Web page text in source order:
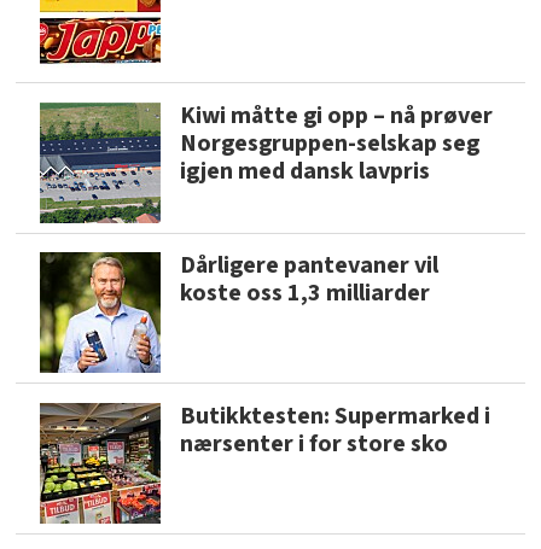
Kiwi måtte gi opp – nå prøver
Norgesgruppen-selskap seg
igjen med dansk lavpris
Dårligere pantevaner vil
koste oss 1,3 milliarder
Butikktesten: Supermarked i
nærsenter i for store sko